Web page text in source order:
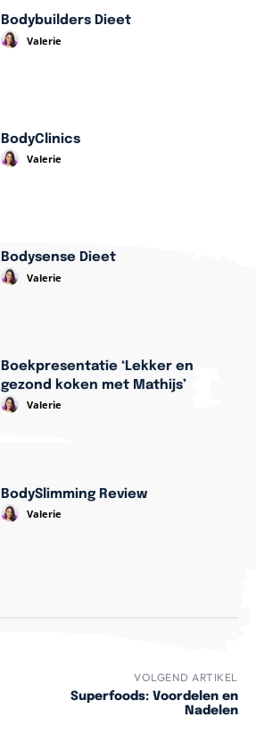
Bodybuilders Dieet
Valerie
BodyClinics
Valerie
Bodysense Dieet
Valerie
Boekpresentatie ‘Lekker en
gezond koken met Mathijs’
Valerie
BodySlimming Review
Valerie
VOLGEND ARTIKEL
Superfoods: Voordelen en
Nadelen